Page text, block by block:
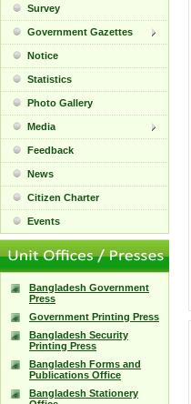
Survey
Government Gazettes
Notice
Statistics
Photo Gallery
Media
Feedback
News
Citizen Charter
Events
Bangladesh Government
Press
Government Printing Press
Bangladesh Security
Printing Press
Bangladesh Forms and
Publications Office
Bangladesh Stationery